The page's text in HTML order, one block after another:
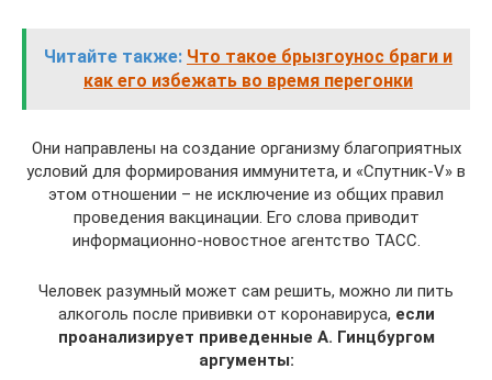
Читайте также: Что такое брызгоунос браги и
как его избежать во время перегонки
Они направлены на создание организму благоприятных
условий для формирования иммунитета, и «Спутник-V» в
этом отношении – не исключение из общих правил
проведения вакцинации. Его слова приводит
информационно-новостное агентство ТАСС.
Человек разумный может сам решить, можно ли пить
алкоголь после прививки от коронавируса, если
проанализирует приведенные А. Гинцбургом
аргументы: